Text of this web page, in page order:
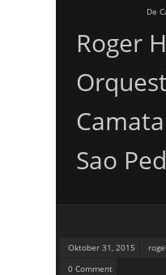
De
Roger
Sao
Oktober 31, 2015
0 Comment